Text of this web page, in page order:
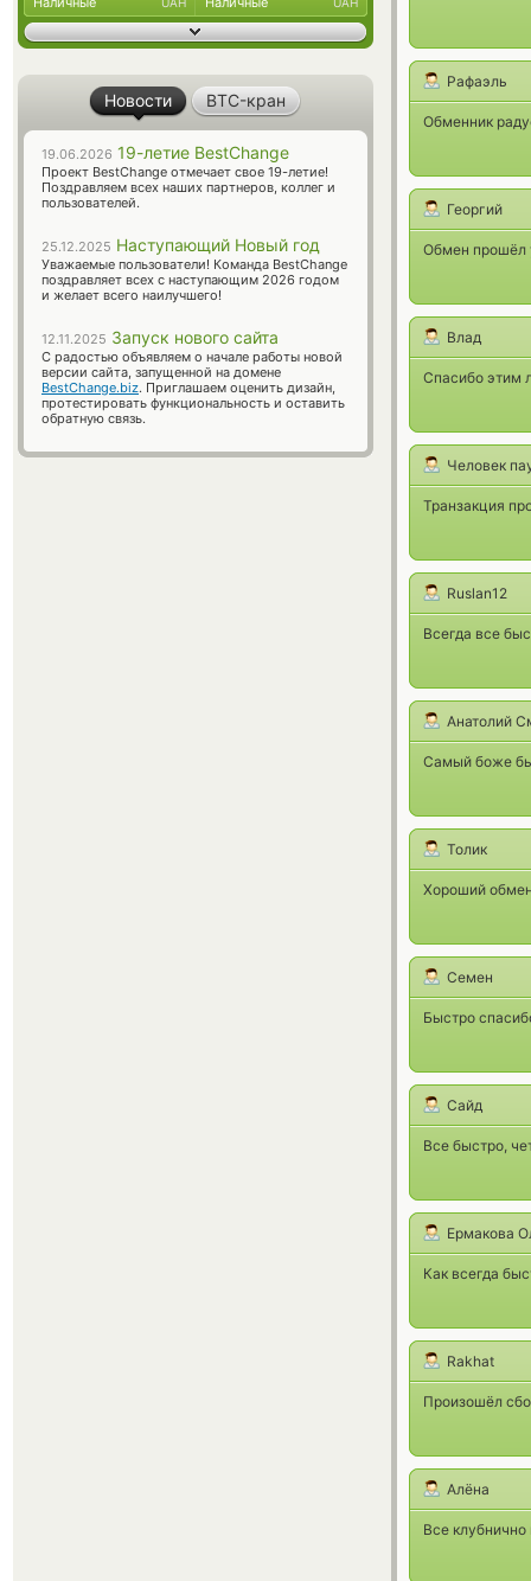
Рафаэль
Обменник
Георгий
Обмен прошёл
Влад
Спасибо этим
Человек
Транзакция
Ruslan12
Всегда все
Анатолий
Самый боже
Толик
Хороший
Семен
Быстро
Сайд
Все быстро,
Ермакова
Как всегда
Rakhat
Произошёл
Алёна
Все клубнично
Новости BTC-кран
19.06.2026 19-летие BestChange
Проект BestChange отмечает свое 19-летие!
Поздравляем всех наших партнеров, коллег и
пользователей.
25.12.2025 Наступающий Новый год
Уважаемые пользователи! Команда BestChange
поздравляет всех с наступающим 2026 годом
и желает всего наилучшего!
12.11.2025 Запуск нового сайта
С радостью объявляем о начале работы новой
версии сайта, запущенной на домене
BestChange.biz. Приглашаем оценить дизайн,
протестировать функциональность и оставить
обратную связь.